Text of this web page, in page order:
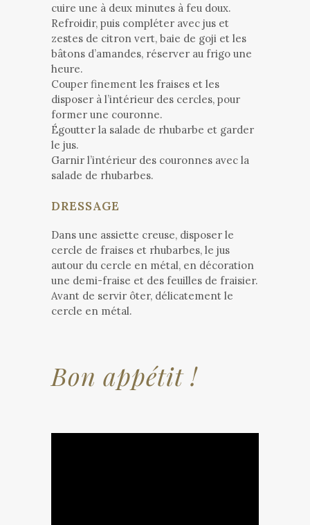
cuire une à deux minutes à feu doux.
Refroidir, puis compléter avec jus et
zestes de citron vert, baie de goji et les
bâtons d’amandes, réserver au frigo une
heure.
Couper finement les fraises et les
disposer à l’intérieur des cercles, pour
former une couronne.
Égoutter la salade de rhubarbe et garder
le jus.
Garnir l’intérieur des couronnes avec la
salade de rhubarbes.
DRESSAGE
Dans une assiette creuse, disposer le
cercle de fraises et rhubarbes, le jus
autour du cercle en métal, en décoration
une demi-fraise et des feuilles de fraisier.
Avant de servir ôter, délicatement le
cercle en métal.
Bon appétit !